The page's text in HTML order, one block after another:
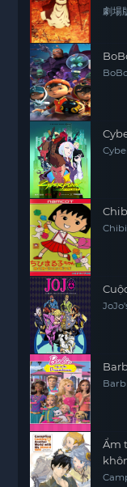
劇場
Ẩm